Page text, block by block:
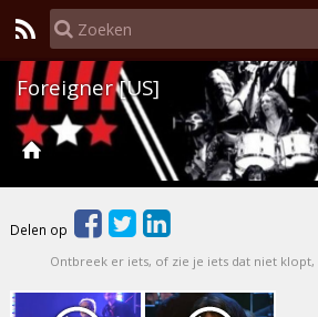
Foreigner [US]
Delen op
Ontbreek er iets, of zie je iets dat niet klopt,